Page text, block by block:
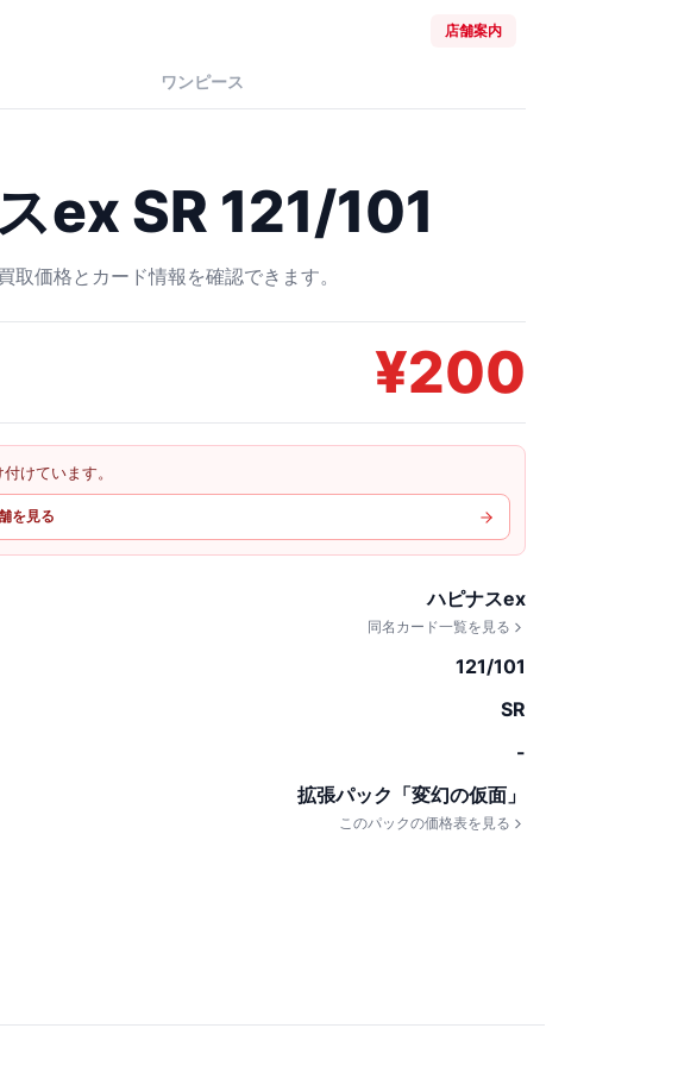
店舗案内
ワンピース
ex SR 121/101
取価格とカード情報を確認できます。
¥200
けています。
を見る
ハピナスex
同名カード一覧を見る
121/101
SR
-
拡張パック「変幻の仮面」
このパックの価格表を見る